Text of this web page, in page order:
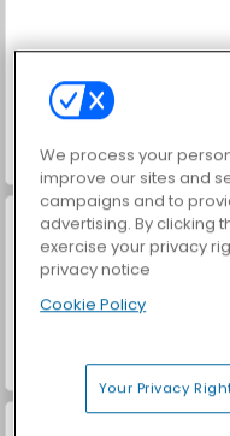
Garden Tales 2
ASMR Makeover & Makeup
We process your
improve our sites and
campaigns and to
advertising. By clicking
exercise your privacy
privacy notice
Cookie Policy
Your Privacy